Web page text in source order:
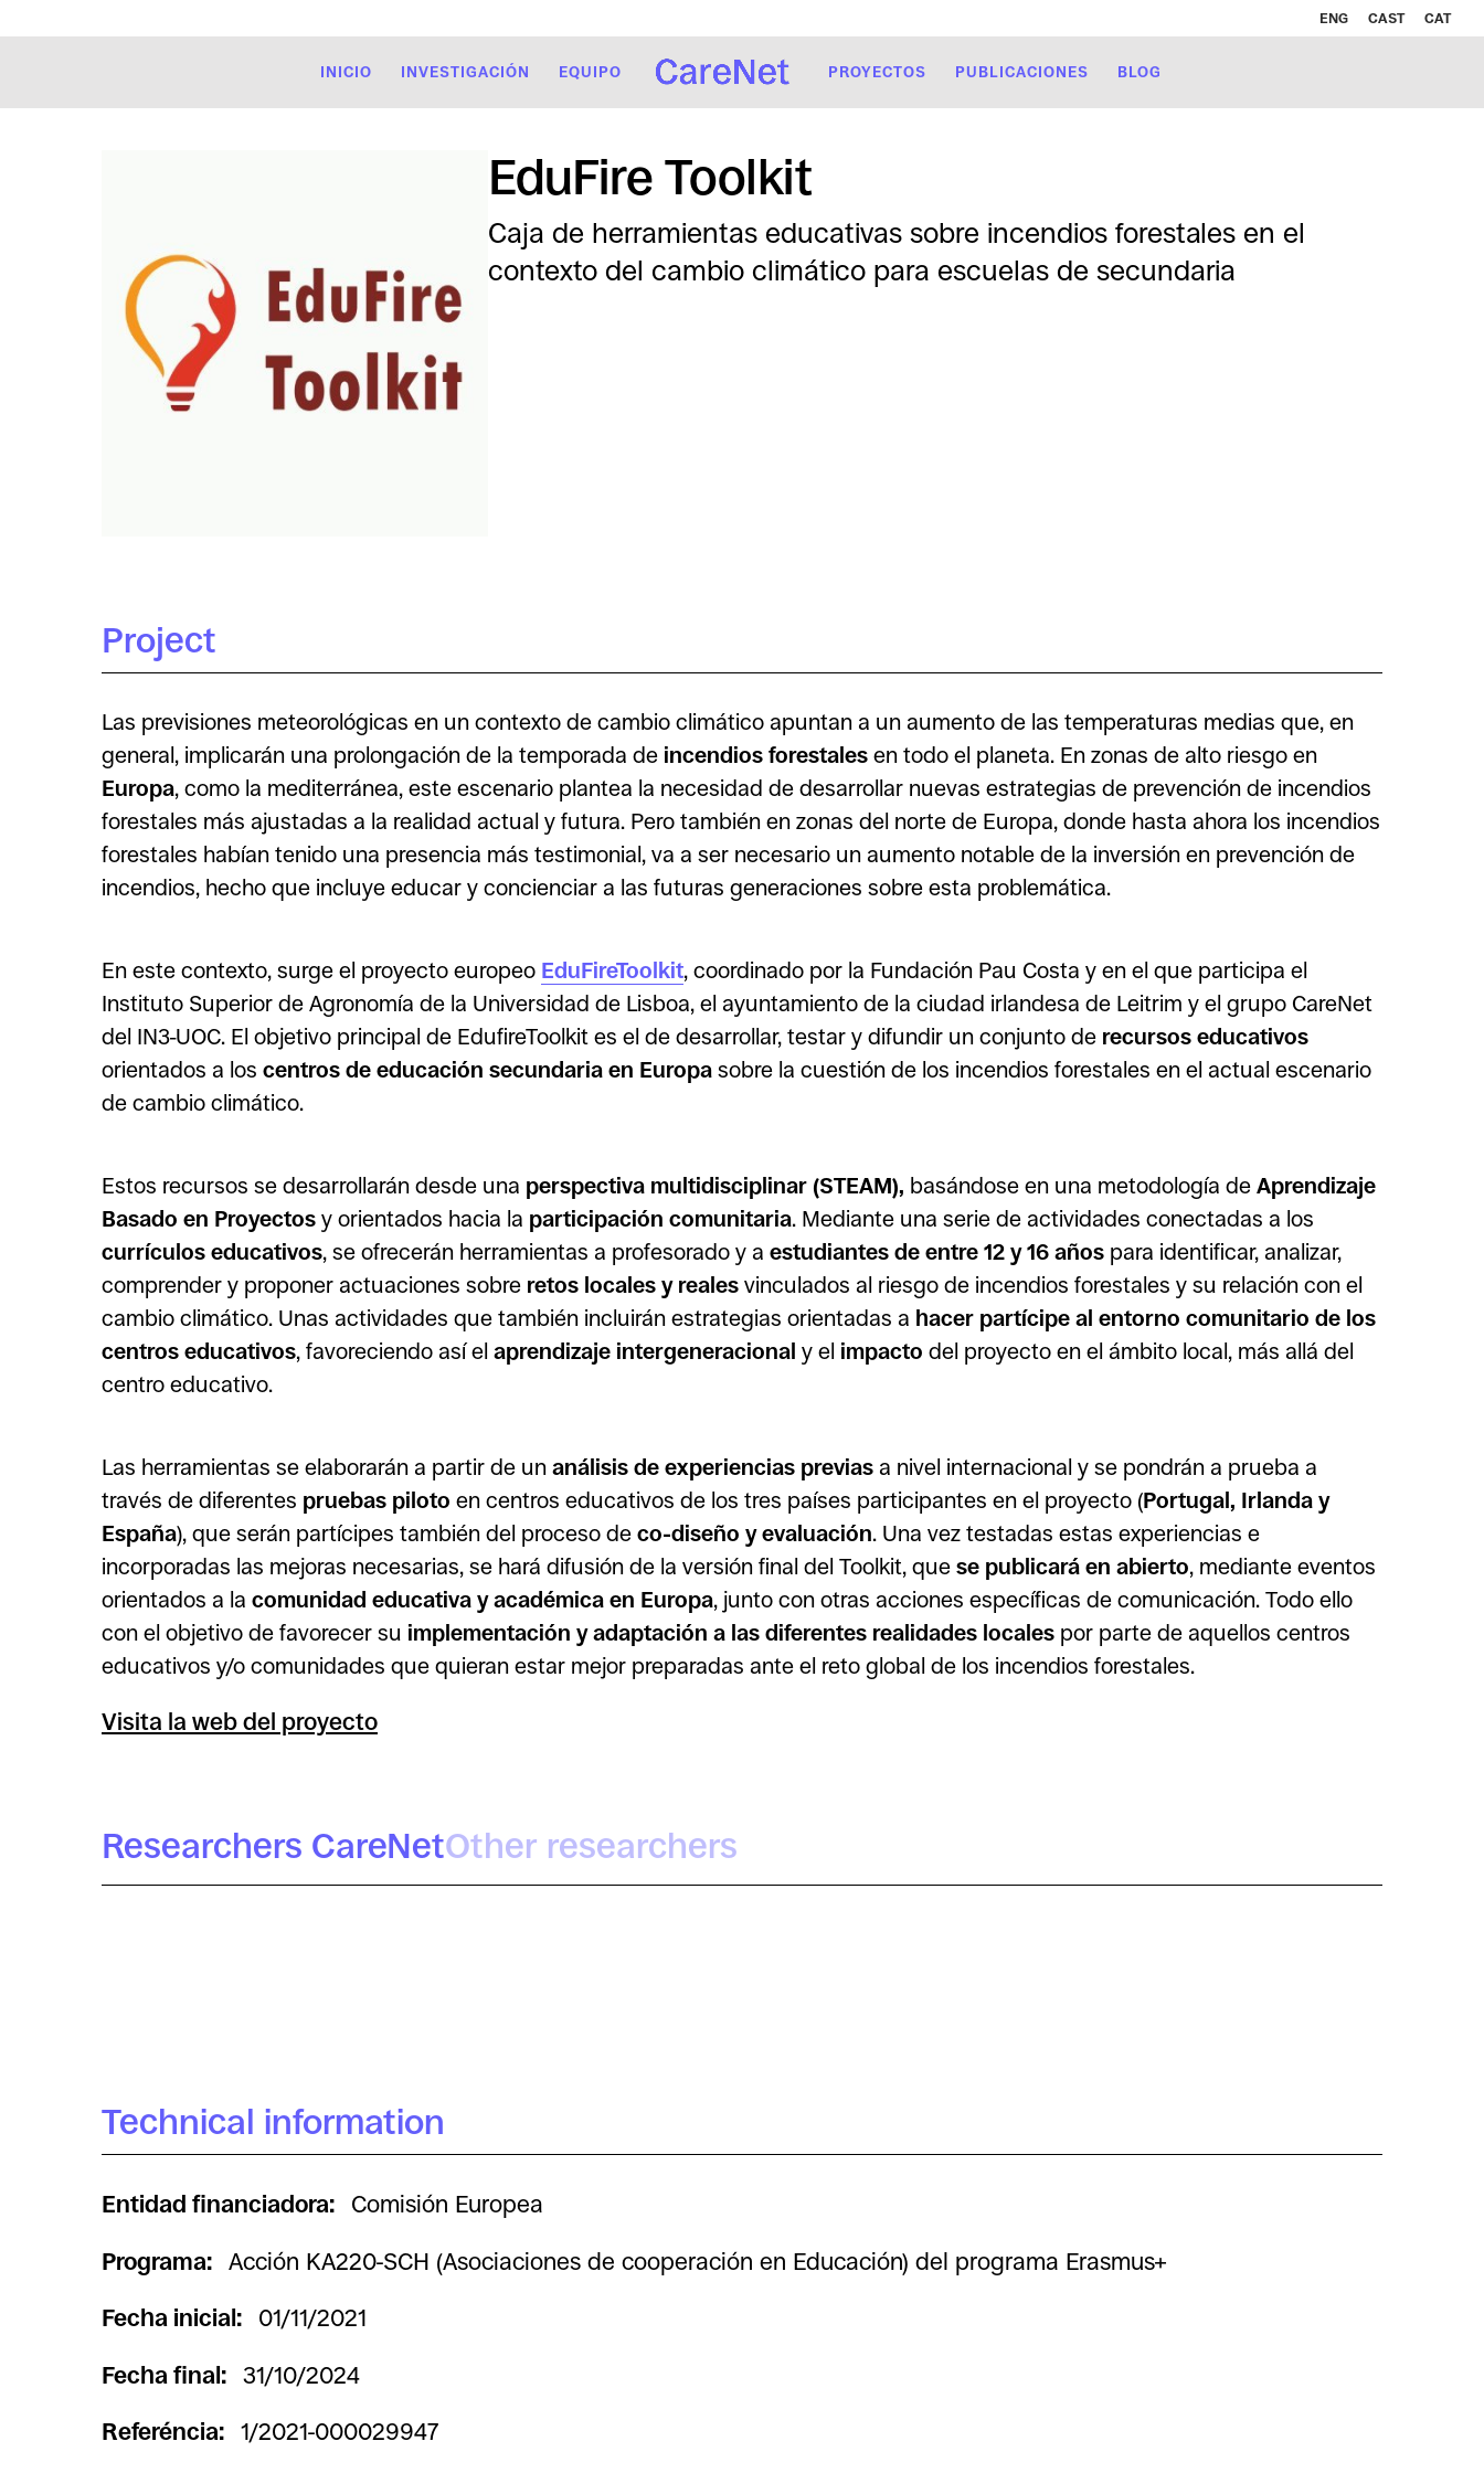
ENG CAST CAT
INICIO INVESTIGACIÓN EQUIPO PROYECTOS PUBLICACIONES BLOG
EduFire Toolkit
Caja de herramientas educativas sobre incendios forestales en el
contexto del cambio climático para escuelas de secundaria
Project
Las previsiones meteorológicas en un contexto de cambio climático apuntan a un aumento de las temperaturas medias que, en
general, implicarán una prolongación de la temporada de incendios forestales en todo el planeta. En zonas de alto riesgo en
Europa, como la mediterránea, este escenario plantea la necesidad de desarrollar nuevas estrategias de prevención de incendios
forestales más ajustadas a la realidad actual y futura. Pero también en zonas del norte de Europa, donde hasta ahora los incendios
forestales habían tenido una presencia más testimonial, va a ser necesario un aumento notable de la inversión en prevención de
incendios, hecho que incluye educar y concienciar a las futuras generaciones sobre esta problemática.
En este contexto, surge el proyecto europeo EduFireToolkit, coordinado por la Fundación Pau Costa y en el que participa el
Instituto Superior de Agronomía de la Universidad de Lisboa, el ayuntamiento de la ciudad irlandesa de Leitrim y el grupo CareNet
del IN3-UOC. El objetivo principal de EdufireToolkit es el de desarrollar, testar y difundir un conjunto de recursos educativos
orientados a los centros de educación secundaria en Europa sobre la cuestión de los incendios forestales en el actual escenario
de cambio climático.
Estos recursos se desarrollarán desde una perspectiva multidisciplinar (STEAM), basándose en una metodología de Aprendizaje
Basado en Proyectos y orientados hacia la participación comunitaria. Mediante una serie de actividades conectadas a los
currículos educativos, se ofrecerán herramientas a profesorado y a estudiantes de entre 12 y 16 años para identificar, analizar,
comprender y proponer actuaciones sobre retos locales y reales vinculados al riesgo de incendios forestales y su relación con el
cambio climático. Unas actividades que también incluirán estrategias orientadas a hacer partícipe al entorno comunitario de los
centros educativos, favoreciendo así el aprendizaje intergeneracional y el impacto del proyecto en el ámbito local, más allá del
centro educativo.
Las herramientas se elaborarán a partir de un análisis de experiencias previas a nivel internacional y se pondrán a prueba a
través de diferentes pruebas piloto en centros educativos de los tres países participantes en el proyecto (Portugal, Irlanda y
España), que serán partícipes también del proceso de co-diseño y evaluación. Una vez testadas estas experiencias e
incorporadas las mejoras necesarias, se hará difusión de la versión final del Toolkit, que se publicará en abierto, mediante eventos
orientados a la comunidad educativa y académica en Europa, junto con otras acciones específicas de comunicación. Todo ello
con el objetivo de favorecer su implementación y adaptación a las diferentes realidades locales por parte de aquellos centros
educativos y/o comunidades que quieran estar mejor preparadas ante el reto global de los incendios forestales.
Visita la web del proyecto
Researchers CareNetOther researchers
Technical information
Entidad financiadora: Comisión Europea
Programa: Acción KA220-SCH (Asociaciones de cooperación en Educación) del programa Erasmus+
Fecha inicial: 01/11/2021
Fecha final: 31/10/2024
Referéncia: 1/2021-000029947